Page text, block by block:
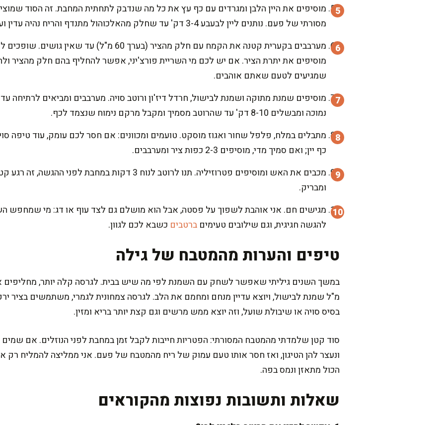
מוסיפים את היין הלבן ומגרדים עם כף עץ את כל מה שנדבק לתחתית המחבת. זה הסוד
מסורתי של פעם. נותנים ליין לבעבע 3-4 דק' עד שחלק מהאלכוהול מתנדף והריח נהיה עדין ועגול.
מערבבים בקערית קטנה את הקמח עם חלק מהציר (בערך 60
שמגיעים לטעם שאתם אוהבים.
מוסיפים שמנת מתוקה ושמנת לבישול, חרדל דיז'ון ורוטב סויה. מערבבים ומביאים לרתיחה
נמוכה ומבשלים 8-10 דק' עד שהרוטב מסמיך ומקבל מרקם נימוח שנצמד לכף.
מתבלים במלח, פלפל שחור ואגוז מוסקט. טועמים ומכוונים: אם חסר לכם עומק, עוד טיפה
כף יין; ואם סמיך מדי, מוסיפים 2-3 כפות ציר ומערבבים.
מכבים את האש ומוסיפים פטרוזיליה. תנו לרוטב לנוח 3 דקות
ומבריק.
מגישים חם. אני אוהבת לשפוך על פסטה, אבל הוא מושלם גם לצד עוף או דג: מי שמחפש
להגשה חגיגית, וגם שילובים טעימים ברטבים כשבא לכם לגוון.
טיפים והערות מהמטבח של גילה
מ"ל שמנת לבישול, ויוצא עדיין מנחם ומחמם את הלב. לגרסה צמחונית לגמרי, משתמשים בציר
בסיס סויה או שיבולת שועל, וזה יוצא ממש מרשים וגם קצת יותר בריא ומזין.
סוד קטן שלמדתי מהמטבח המסורתי: הפטריות חייבות לקבל זמן במחבת לפני הנוזלים. אם
ונעצר להן הטיגון, ואז חסר אותו טעם עמוק של ריח מהמטבח של פעם. אני ממליצה להמליח רק
הכול מתאזן ונמס בפה.
שאלות ותשובות נפוצות מהקוראים